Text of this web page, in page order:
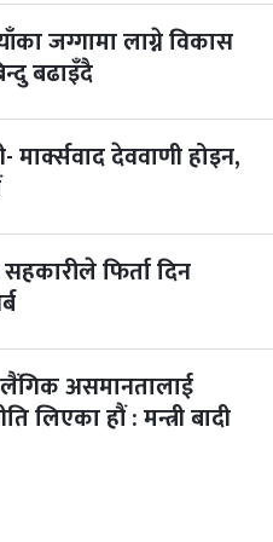
जग्गामा लाग्ने विकास
बढाइँदै
मार्क्सवाद देववाणी होइन,
फिर्ता दिन
असमानतालाई
लिएका हौं : मन्त्री बादी